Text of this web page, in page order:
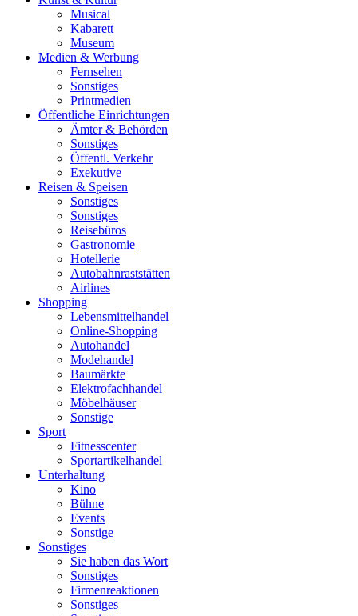
Musical
Kabarett
Museum
Medien & Werbung
Fernsehen
Sonstiges
Printmedien
Öffentliche Einrichtungen
Ämter & Behörden
Sonstiges
Öffentl. Verkehr
Exekutive
Reisen & Speisen
Sonstiges
Sonstiges
Reisebüros
Gastronomie
Hotellerie
Autobahnraststätten
Airlines
Shopping
Lebensmittelhandel
Online-Shopping
Autohandel
Modehandel
Baumärkte
Elektrofachhandel
Möbelhäuser
Sonstige
Sport
Fitnesscenter
Sportartikelhandel
Unterhaltung
Kino
Bühne
Events
Sonstige
Sonstiges
Sie haben das Wort
Sonstiges
Firmenreaktionen
Sonstiges